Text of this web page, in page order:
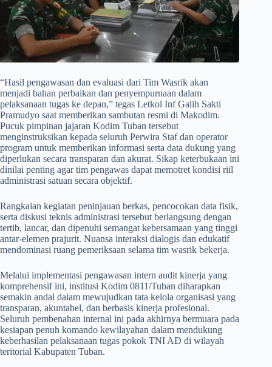
​“Hasil pengawasan dan evaluasi dari Tim Wasrik akan
menjadi bahan perbaikan dan penyempurnaan dalam
pelaksanaan tugas ke depan,” tegas Letkol Inf Galih Sakti
Pramudyo saat memberikan sambutan resmi di Makodim.
Pucuk pimpinan jajaran Kodim Tuban tersebut
menginstruksikan kepada seluruh Perwira Staf dan operator
program untuk memberikan informasi serta data dukung yang
diperlukan secara transparan dan akurat. Sikap keterbukaan ini
dinilai penting agar tim pengawas dapat memotret kondisi riil
administrasi satuan secara objektif.
​Rangkaian kegiatan peninjauan berkas, pencocokan data fisik,
serta diskusi teknis administrasi tersebut berlangsung dengan
tertib, lancar, dan dipenuhi semangat kebersamaan yang tinggi
antar-elemen prajurit. Nuansa interaksi dialogis dan edukatif
mendominasi ruang pemeriksaan selama tim wasrik bekerja.
​Melalui implementasi pengawasan intern audit kinerja yang
komprehensif ini, institusi Kodim 0811/Tuban diharapkan
semakin andal dalam mewujudkan tata kelola organisasi yang
transparan, akuntabel, dan berbasis kinerja profesional.
Seluruh pembenahan internal ini pada akhirnya bermuara pada
kesiapan penuh komando kewilayahan dalam mendukung
keberhasilan pelaksanaan tugas pokok TNI AD di wilayah
teritorial Kabupaten Tuban.